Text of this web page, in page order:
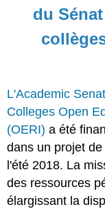
du
L'Academic
Colleges Open
(OERI) a été
dans un projet
l'été 2018. La
des ressources
élargissant la